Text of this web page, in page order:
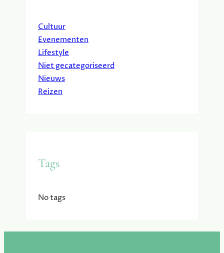
Cultuur
Evenementen
Lifestyle
Niet gecategoriseerd
Nieuws
Reizen
Tags
No tags